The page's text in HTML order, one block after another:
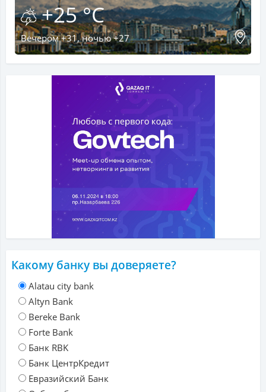
+25 °C
Вечером +31, ночью +27
Какому банку вы доверяете?
Alatau city bank
Altyn Bank
Bereke Bank
Forte Bank
Банк RBK
Банк ЦентрКредит
Евразийский Банк